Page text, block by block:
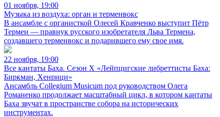
01 ноября, 19:00
Музыка из воздуха: орган и терменвокс
В ансамбле с органисткой Олесей Кравченко выступит Пётр
Термен — правнук русского изобретателя Льва Термена,
создавшего терменвокс и подарившего ему свое имя.
22 ноября, 19:00
Все кантаты Баха. Сезон X «Лейпцигские либреттисты Баха:
Биркман, Хенрици»
Ансамбль Collegium Musicum под руководством Олега
Романенко продолжает масштабный цикл, в котором кантаты
Баха звучат в пространстве собора на исторических
инструментах.